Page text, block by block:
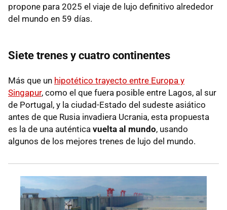
propone para 2025 el viaje de lujo definitivo alrededor
del mundo en 59 días.
Siete trenes y cuatro continentes
Más que un hipotético trayecto entre Europa y
Singapur, como el que fuera posible entre Lagos, al sur
de Portugal, y la ciudad-Estado del sudeste asiático
antes de que Rusia invadiera Ucrania, esta propuesta
es la de una auténtica vuelta al mundo, usando
algunos de los mejores trenes de lujo del mundo.